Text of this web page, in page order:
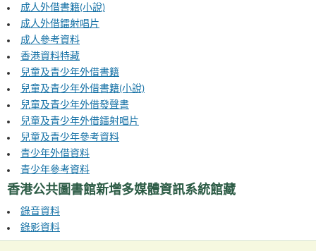
成人外借書籍(小說)
成人外借鐳射唱片
成人參考資料
香港資料特藏
兒童及青少年外借書籍
兒童及青少年外借書籍(小說)
兒童及青少年外借發聲書
兒童及青少年外借鐳射唱片
兒童及青少年參考資料
青少年外借資料
青少年參考資料
香港公共圖書館新增多媒體資訊系統館藏
錄音資料
錄影資料